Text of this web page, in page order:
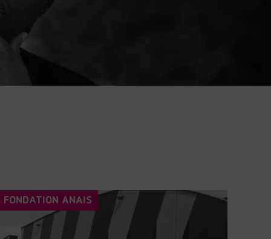
FONDATION ANAIS